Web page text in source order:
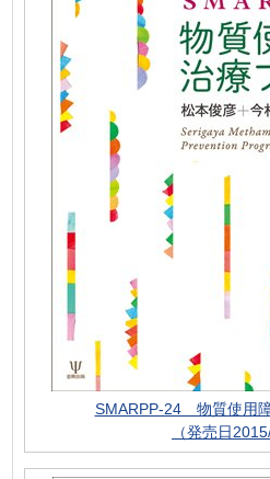
SMARPP-24 物質使用
（発売日